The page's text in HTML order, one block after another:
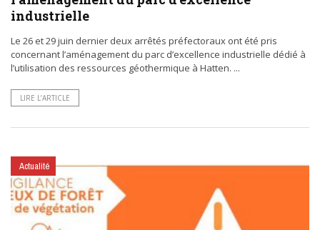
industrielle
Le 26 et 29 juin dernier deux arrêtés préfectoraux ont été pris
concernant l’aménagement du parc d’excellence industrielle dédié à
l’utilisation des ressources géothermique à Hatten. ...
LIRE L’ARTICLE
Actualité